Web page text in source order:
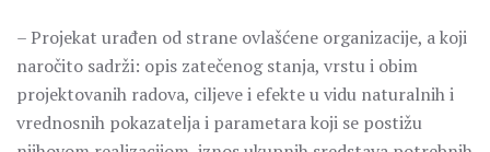
– Projekat urađen od strane ovlašćene organizacije, a koji
naročito sadrži: opis zatečenog stanja, vrstu i obim
projektovanih radova, ciljeve i efekte u vidu naturalnih i
vrednosnih pokazatelja i parametara koji se postižu